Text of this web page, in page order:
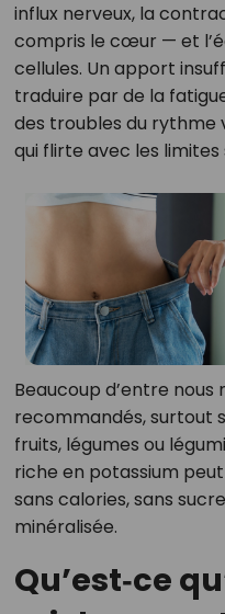
influx nerveux, la
compris le cœur — et
cellules. Un apport
traduire par de la
des troubles du rythme
qui flirte avec les limites
Beaucoup d’entre
recommandés, surtout
fruits, légumes ou
riche en potassium
sans calories, sans
minéralisée.
Qu’est‑ce